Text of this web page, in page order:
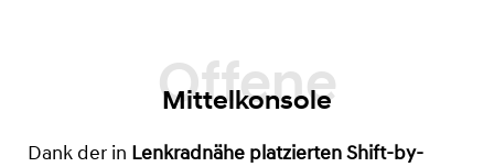
Mittelkonsole
Dank der in Lenkradnähe platzierten Shift-by-